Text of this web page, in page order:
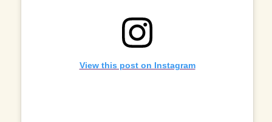
View this post on Instagram